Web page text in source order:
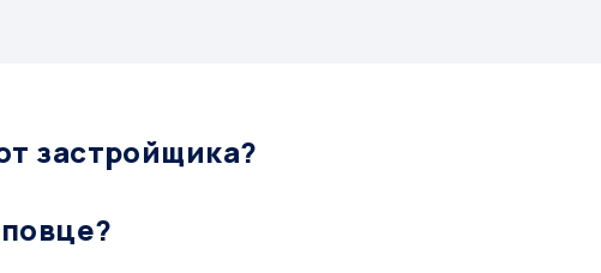
застройщика?